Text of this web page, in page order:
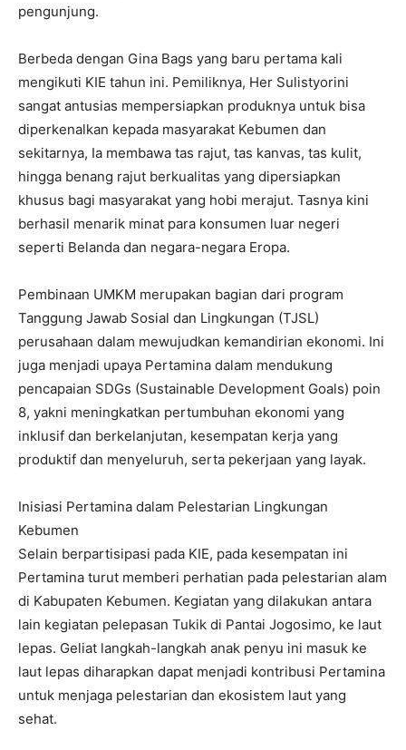
pengunjung.
Berbeda dengan Gina Bags yang baru pertama kali
mengikuti KIE tahun ini. Pemiliknya, Her Sulistyorini
sangat antusias mempersiapkan produknya untuk bisa
diperkenalkan kepada masyarakat Kebumen dan
sekitarnya, Ia membawa tas rajut, tas kanvas, tas kulit,
hingga benang rajut berkualitas yang dipersiapkan
khusus bagi masyarakat yang hobi merajut. Tasnya kini
berhasil menarik minat para konsumen luar negeri
seperti Belanda dan negara-negara Eropa.
Pembinaan UMKM merupakan bagian dari program
Tanggung Jawab Sosial dan Lingkungan (TJSL)
perusahaan dalam mewujudkan kemandirian ekonomi. Ini
juga menjadi upaya Pertamina dalam mendukung
pencapaian SDGs (Sustainable Development Goals) poin
8, yakni meningkatkan pertumbuhan ekonomi yang
inklusif dan berkelanjutan, kesempatan kerja yang
produktif dan menyeluruh, serta pekerjaan yang layak.
Inisiasi Pertamina dalam Pelestarian Lingkungan
Kebumen
Selain berpartisipasi pada KIE, pada kesempatan ini
Pertamina turut memberi perhatian pada pelestarian alam
di Kabupaten Kebumen. Kegiatan yang dilakukan antara
lain kegiatan pelepasan Tukik di Pantai Jogosimo, ke laut
lepas. Geliat langkah-langkah anak penyu ini masuk ke
laut lepas diharapkan dapat menjadi kontribusi Pertamina
untuk menjaga pelestarian dan ekosistem laut yang
sehat.